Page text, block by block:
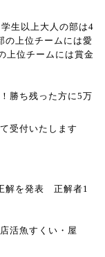
生以上大人の部は4
上位チームには愛
上位チームには賞金
ち残った方に5万
いたします
解を発表 正解者1
魚すくい・屋